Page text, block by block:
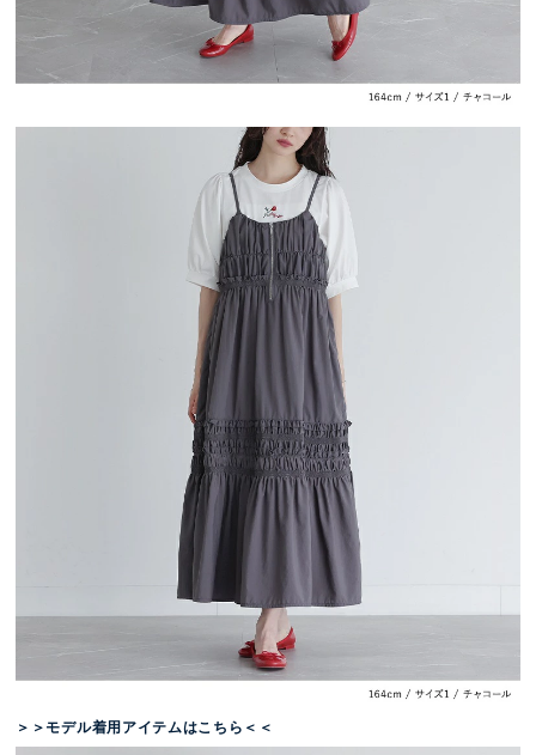
＞＞モデル着用アイテムはこちら＜＜